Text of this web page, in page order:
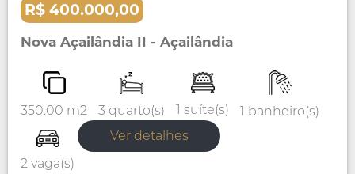
R$ 400.000,00
Nova Açailândia II - Açailândia
350.00 m2 3 quarto(s) 1 suíte(s) 1 banheiro(s)
2 vaga(s)
Ver detalhes